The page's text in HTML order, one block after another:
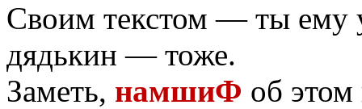
Своим текстом — ты ему
дядькин — тоже.
Заметь, намшиФ об